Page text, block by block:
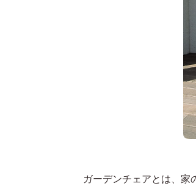
ガーデンチェアとは、家